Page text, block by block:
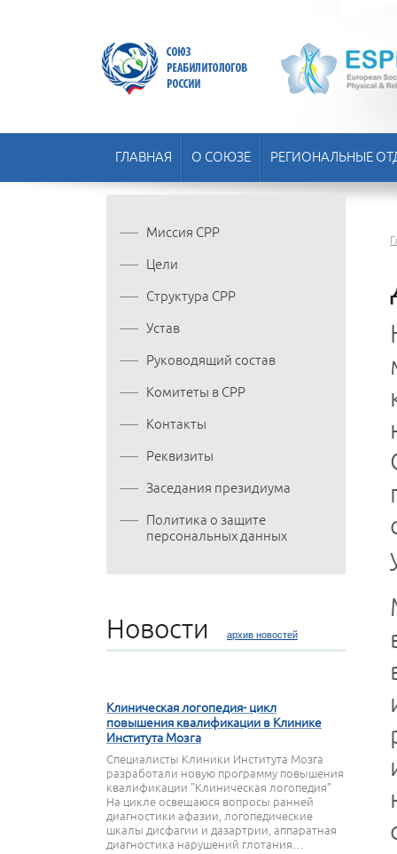
ГЛАВНАЯ О СОЮЗЕ РЕГИОНАЛЬНЫЕ
Миссия СРР
Цели
Структура СРР
Устав
Руководящий состав
Комитеты в СРР
Контакты
Реквизиты
Заседания президиума
Политика о защите
персональных данных
Новости архив новостей
Клиническая логопедия- цикл
повышения квалификации в Клинике
Института Мозга
Специалисты Клиники Института Мозга
разработали новую программу повышения
квалификации "Клиническая логопедия"
На цикле освещаюся вопросы ранней
диагностики афазии, логопедические
шкалы дисфагии и дазартрии, аппаратная
диагностика нарушений глотания…